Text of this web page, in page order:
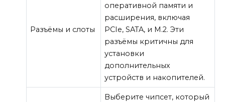
Разъёмы и слоты
оперативной памяти и
расширения, включая
PCIe, SATA, и M.2. Эти
разъёмы критичны для
установки
дополнительных
устройств и накопителей.
Выберите чипсет, который